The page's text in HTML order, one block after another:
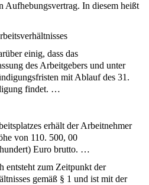
Aufhebungsvertrag. In diesem heißt
einig, dass das
des Arbeitgebers und unter
mit Ablauf des 31.
findet. …
erhält der Arbeitnehmer
von 110. 500, 00
Euro brutto. …
entsteht zum Zeitpunkt der
gemäß § 1 und ist mit der